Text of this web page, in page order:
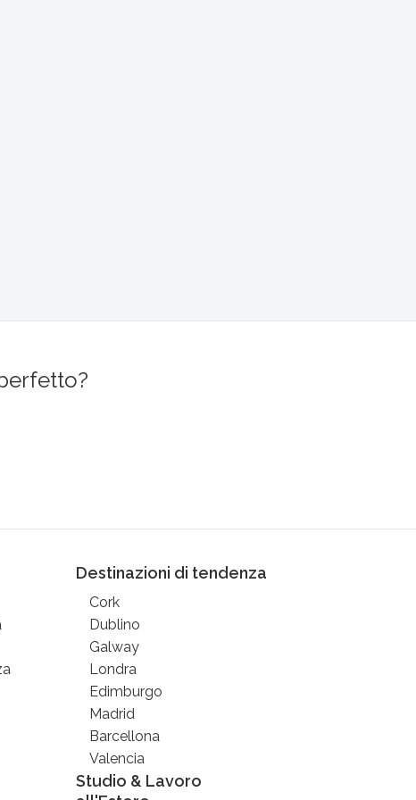
Destinazioni di tendenza
Cork
Dublino
Galway
Londra
Edimburgo
Madrid
Barcellona
Valencia
Studio & Lavoro